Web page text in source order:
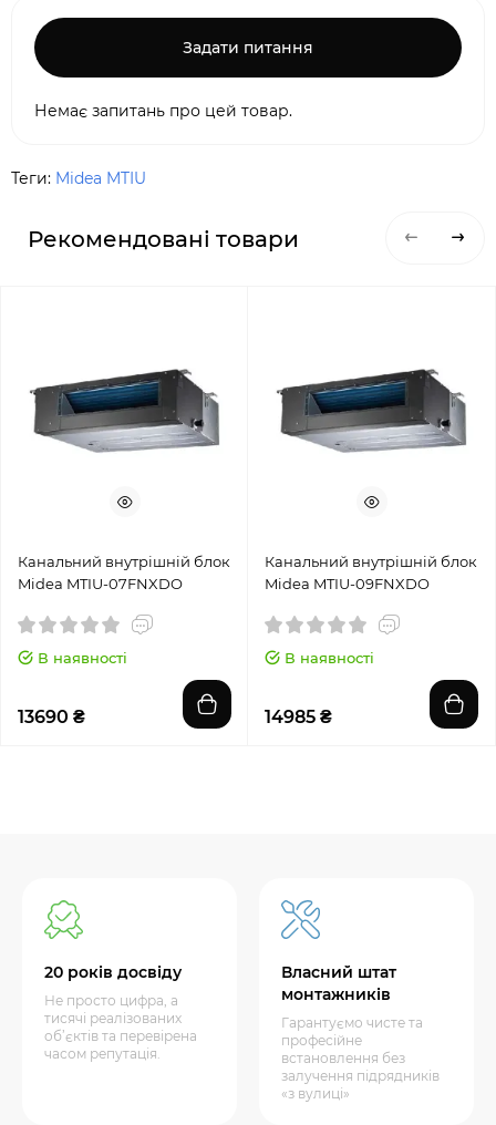
Задати питання
Немає запитань про цей товар.
Теги: Midea MTIU
Рекомендовані товари
Канальний внутрішній блок
Midea MTIU-07FNXDO
В наявності
13690 ₴
Канальний внутрішній блок
Midea MTIU-09FNXDO
В наявності
14985 ₴
20 років досвіду
Не просто цифра, а
тисячі реалізованих
об’єктів та перевірена
часом репутація.
Власний штат
монтажників
Гарантуємо чисте та
професійне
встановлення без
залучення підрядників
«з вулиці»